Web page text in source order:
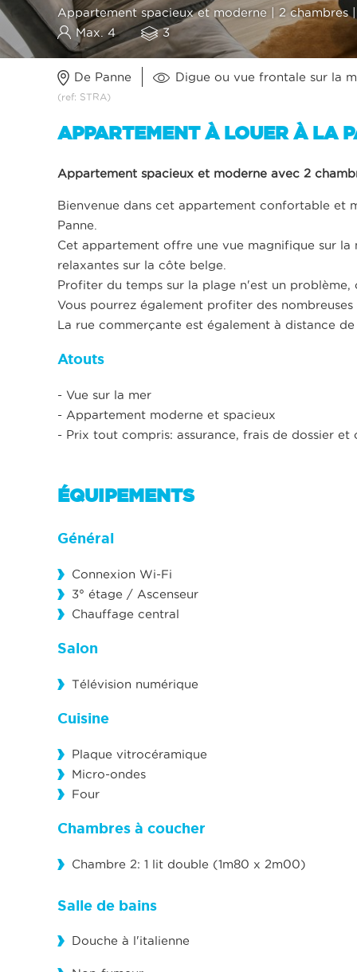
Appartement spacieux et moderne | 2 chambres
Max. 4
3
De Panne Digue ou vue frontale sur la
(ref: STRA)
APPARTEMENT À LOUER À LA
Appartement spacieux et moderne avec 2
Bienvenue dans cet appartement confortable et
Panne.
Cet appartement offre une vue magnifique sur
relaxantes sur la côte belge.
Profiter du temps sur la plage n'est un problème,
Vous pourrez également profiter des nombreuses
La rue commerçante est également à distance
Atouts
- Vue sur la mer
- Appartement moderne et spacieux
- Prix tout compris: assurance, frais de dossier et
ÉQUIPEMENTS
Général
Connexion Wi-Fi
3° étage / Ascenseur
Chauffage central
Salon
Télévision numérique
Cuisine
Plaque vitrocéramique
Micro-ondes
Four
Chambres à coucher
Chambre 2: 1 lit double (1m80 x 2m00)
Salle de bains
Douche à l'italienne